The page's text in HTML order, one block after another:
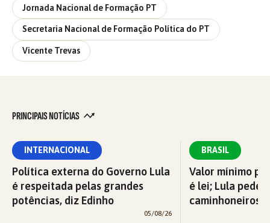
Jornada Nacional de Formação PT
Secretaria Nacional de Formação Política do PT
Vicente Trevas
PRINCIPAIS NOTÍCIAS
INTERNACIONAL
Política externa do Governo Lula
é respeitada pelas grandes
potências, diz Edinho
05/08/26
BRASIL
Valor mínimo
é lei; Lula pede
caminhoneiros